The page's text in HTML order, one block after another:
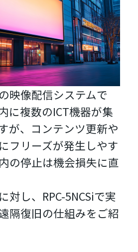
映像配信システムで
に複数のICT機器が集
が、コンテンツ更新や
フリーズが発生しやす
の停止は機会損失に直
対し、RPC-5NCSiで実
隔復旧の仕組みをご紹